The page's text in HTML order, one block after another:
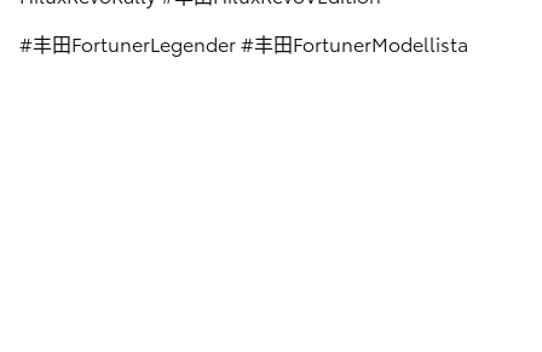
#丰田FortunerLegender #丰田FortunerModellista